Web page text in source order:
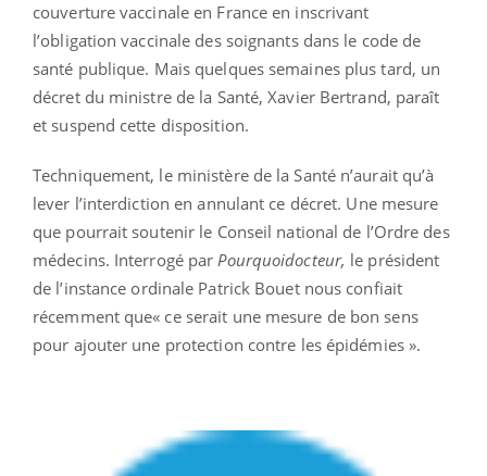
couverture vaccinale en France en inscrivant
l’obligation vaccinale des soignants dans le code de
santé publique. Mais quelques semaines plus tard, un
décret du ministre de la Santé, Xavier Bertrand, paraît
et suspend cette disposition.
Techniquement, le ministère de la Santé n’aurait qu’à
lever l’interdiction en annulant ce décret. Une mesure
que pourrait soutenir le Conseil national de l’Ordre des
médecins. Interrogé parPourquoidocteur, le président
de l’instance ordinale Patrick Bouet nous confiait
récemment que« ce serait une mesure de bon sens
pour ajouter une protection contre les épidémies ».